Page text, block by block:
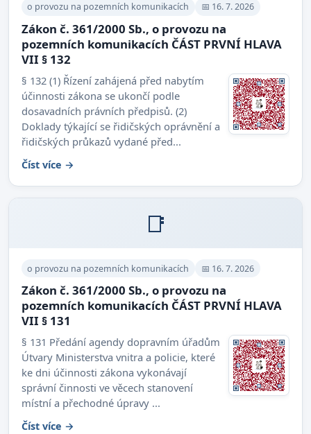
o provozu na pozemních komunikacích 📅 16. 7. 2026
Zákon č. 361/2000 Sb., o provozu na
pozemních komunikacích ČÁST PRVNÍ HLAVA
VII § 132
§ 132 (1) Řízení zahájená před nabytím
účinnosti zákona se ukončí podle
dosavadních právních předpisů. (2)
Doklady týkající se řidičských oprávnění a
řidičských průkazů vydané před...
Číst více →
📑
o provozu na pozemních komunikacích 📅 16. 7. 2026
Zákon č. 361/2000 Sb., o provozu na
pozemních komunikacích ČÁST PRVNÍ HLAVA
VII § 131
§ 131 Předání agendy dopravním úřadům
Útvary Ministerstva vnitra a policie, které
ke dni účinnosti zákona vykonávají
správní činnosti ve věcech stanovení
místní a přechodné úpravy ...
Číst více →